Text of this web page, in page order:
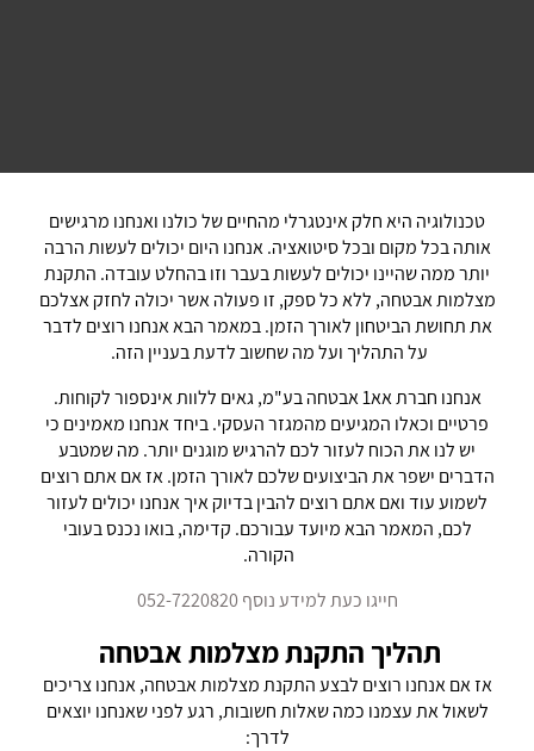
טכנולוגיה היא חלק אינטגרלי מהחיים של כולנו ואנחנו מרגישים
אותה בכל מקום ובכל סיטואציה. אנחנו היום יכולים לעשות הרבה
יותר ממה שהיינו יכולים לעשות בעבר וזו בהחלט עובדה. התקנת
מצלמות אבטחה, ללא כל ספק, זו פעולה אשר יכולה לחזק אצלכם
את תחושת הביטחון לאורך הזמן. במאמר הבא אנחנו רוצים לדבר
על התהליך ועל מה שחשוב לדעת בעניין הזה.
אנחנו חברת אא1 אבטחה בע"מ, גאים ללוות אינספור לקוחות.
פרטיים וכאלו המגיעים מהמגזר העסקי. ביחד אנחנו מאמינים כי
יש לנו את הכוח לעזור לכם להרגיש מוגנים יותר. מה שמטבע
הדברים ישפר את הביצועים שלכם לאורך הזמן. אז אם אתם רוצים
לשמוע עוד ואם אתם רוצים להבין בדיוק איך אנחנו יכולים לעזור
לכם, המאמר הבא מיועד עבורכם. קדימה, בואו נכנס בעובי
הקורה.
חייגו כעת למידע נוסף 052-7220820
תהליך התקנת מצלמות אבטחה
אז אם אנחנו רוצים לבצע התקנת מצלמות אבטחה, אנחנו צריכים
לשאול את עצמנו כמה שאלות חשובות, רגע לפני שאנחנו יוצאים
לדרך: